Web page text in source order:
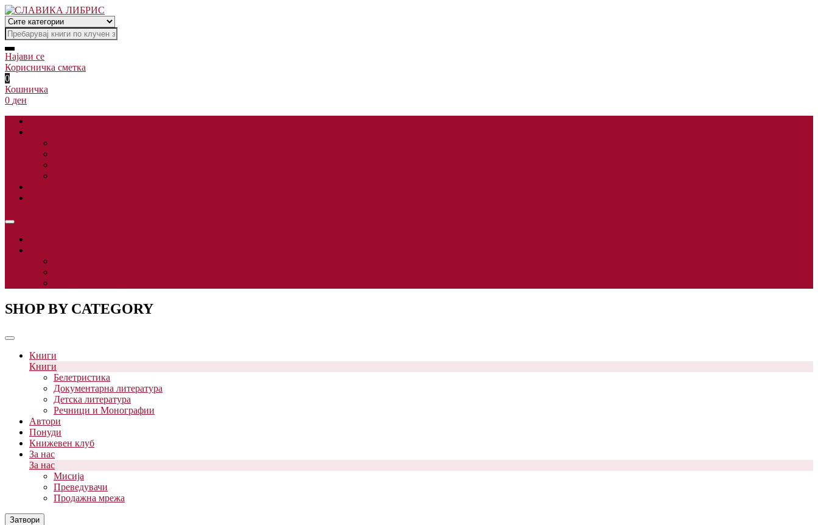
Најави се
Корисничка сметка
0
Кошничка
0 ден
SHOP BY CATEGORY
Книги
Книги
Белетристика
Документарна литература
Детска литература
Речници и Монографии
Автори
Понуди
Книжевен клуб
За нас
За нас
Мисија
Преведувачи
Продажна мрежа
Затвори